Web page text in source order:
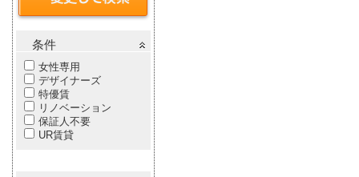
条件
女性専用
デザイナーズ
特優賃
リノベーション
保証人不要
UR賃貸